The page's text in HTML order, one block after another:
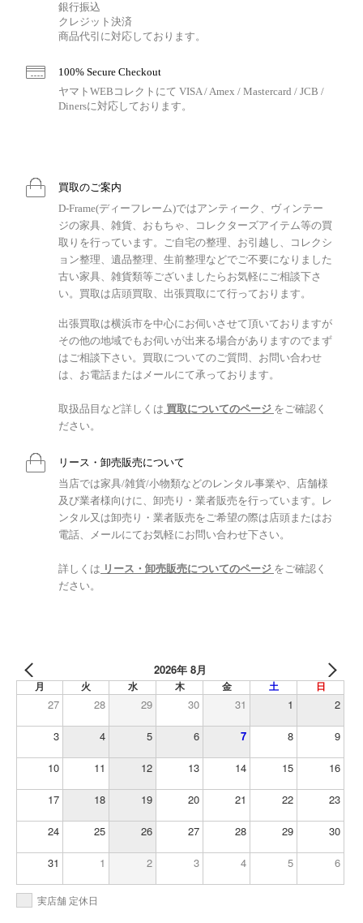
銀行振込
クレジット決済
商品代引に対応しております。
100% Secure Checkout
ヤマトWEBコレクトにて VISA / Amex / Mastercard / JCB /
Dinersに対応しております。
買取のご案内
D-Frame(ディーフレーム)ではアンティーク、ヴィンテー
ジの家具、雑貨、おもちゃ、コレクターズアイテム等の買
取りを行っています。ご自宅の整理、お引越し、コレクシ
ョン整理、遺品整理、生前整理などでご不要になりました
古い家具、雑貨類等ございましたらお気軽にご相談下さ
い。買取は店頭買取、出張買取にて行っております。
出張買取は横浜市を中心にお伺いさせて頂いておりますが
その他の地域でもお伺いが出来る場合がありますのでまず
はご相談下さい。買取についてのご質問、お問い合わせ
は、お電話またはメールにて承っております。
取扱品目など詳しくは 買取についてのページ をご確認く
ださい。
リース・卸売販売について
当店では家具/雑貨/小物類などのレンタル事業や、店舗様
及び業者様向けに、卸売り・業者販売を行っています。レ
ンタル又は卸売り・業者販売をご希望の際は店頭またはお
電話、メールにてお気軽にお問い合わせ下さい。
詳しくは リース・卸売販売についてのページ をご確認く
ださい。
2026年 8月
月 火 水 木 金 土 日
27 28 29 30 31 1 2
3 4 5 6 7 8 9
10 11 12 13 14 15 16
17 18 19 20 21 22 23
24 25 26 27 28 29 30
31 1 2 3 4 5 6
実店舗 定休日